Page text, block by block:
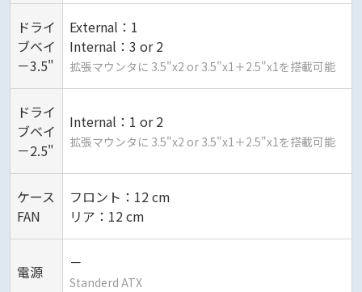
ドライ
ブベイ
－3.5"
External：1
Internal：3 or 2
拡張マウンタに 3.5"x2 or 3.5"x1＋2.5"x1を搭載可能
ドライ
ブベイ
－2.5"
Internal：1 or 2
拡張マウンタに 3.5"x2 or 3.5"x1＋2.5"x1を搭載可能
ケース
FAN
フロント：12 cm
リア：12 cm
電源 －
Standerd ATX